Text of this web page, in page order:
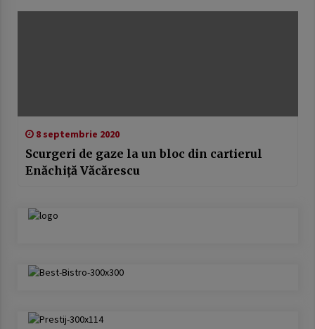
8 septembrie 2020
Scurgeri de gaze la un bloc din cartierul
Enăchiță Văcărescu